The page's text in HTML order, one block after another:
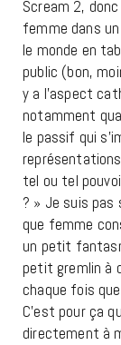
Scream 2,
femme dans
le monde en
public (bon,
y a l’aspect
notamment
le passif qui
tel ou tel
? » Je suis pas
que femme
un petit
petit gremlin à
chaque fois
C’est pour ça
directement à